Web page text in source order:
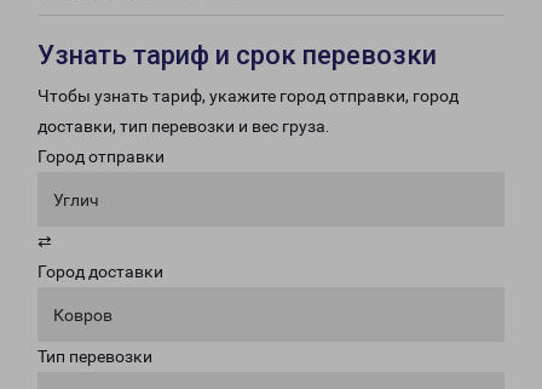
Узнать тариф и срок перевозки
Чтобы узнать тариф, укажите город отправки, город
доставки, тип перевозки и вес груза.
Город отправки
Углич
⇄
Город доставки
Ковров
Тип перевозки